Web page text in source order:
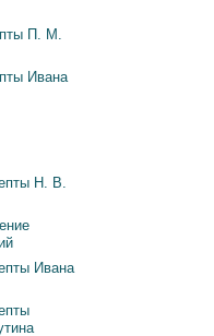
П. М.
Ивана
Н. В.
Ивана